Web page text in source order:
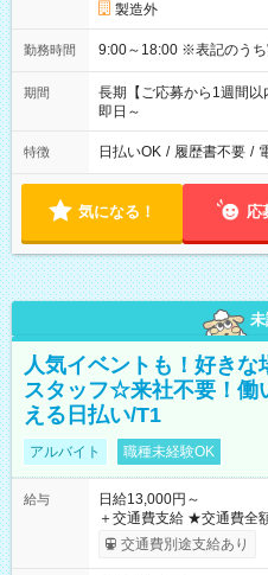
製造外
勤務時間 9:00～18:00 ※表記
期間
長期【ご応募から1週間以
即日～
特徴 日払いOK / 履歴書不要 /
気になる！ 応
人気イベントも！好きな
スタッフ☆来社不要！働
える日払い/T1
アルバイト 職種未経験OK
給与
日給13,000円～
＋交通費支給 ★交通費全額支給！ ┗案件により規定あり ★日払
いOK！（規定あり） ┗働
ンビニATMから 日払い分を引き
交通費別途支給あり